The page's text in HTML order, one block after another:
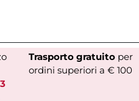
Trasporto gratuitoper
ordini superiori a € 100